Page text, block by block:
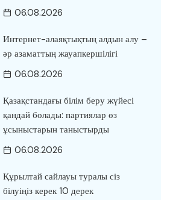
06.08.2026
Интернет-алаяқтықтың алдын алу –
әр азаматтың жауапкершілігі
06.08.2026
Қазақстандағы білім беру жүйесі
қандай болады: партиялар өз
ұсыныстарын таныстырды
06.08.2026
Құрылтай сайлауы туралы сіз
білуіңіз керек 10 дерек